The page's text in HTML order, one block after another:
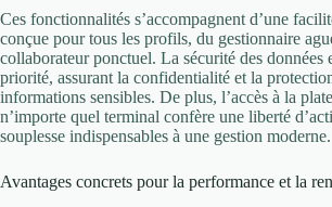
Ces fonctionnalités s’accompagnent d’une
conçue pour tous les profils, du gestionnaire
collaborateur ponctuel. La sécurité des données
priorité, assurant la confidentialité et la
informations sensibles. De plus, l’accès à la
n’importe quel terminal confère une liberté
souplesse indispensables à une gestion moderne.
Avantages concrets pour la performance et la